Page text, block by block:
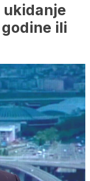
ukidanje
ili